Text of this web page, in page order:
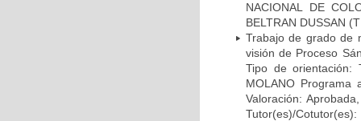
NACIONAL DE
BELTRAN DUSSAN
Trabajo de grado de
visión de Proceso
Tipo de orientación:
MOLANO Programa
Valoración:
Tutor(es)/